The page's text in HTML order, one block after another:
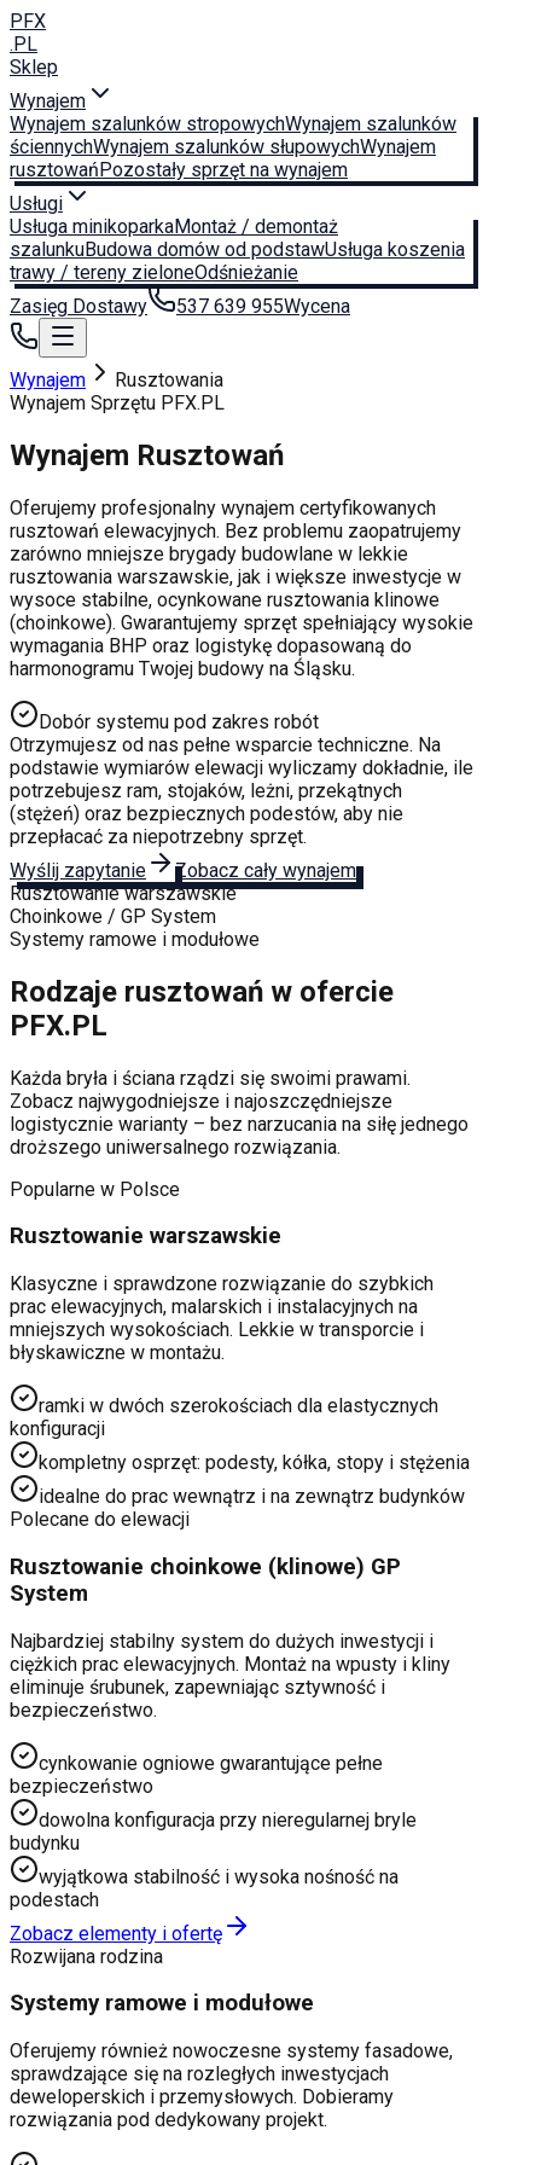
PFX
.PL
Sklep
Wynajem
Wynajem szalunków stropowychWynajem szalunków
ściennychWynajem szalunków słupowychWynajem
rusztowańPozostały sprzęt na wynajem
Usługi
Usługa minikoparkaMontaż / demontaż
szalunkuBudowa domów od podstawUsługa koszenia
trawy / tereny zieloneOdśnieżanie
Zasięg Dostawy
537 639 955Wycena
Wynajem
Rusztowania
Wynajem Sprzętu PFX.PL
Wynajem Rusztowań
Oferujemy profesjonalny wynajem certyfikowanych
rusztowań elewacyjnych. Bez problemu zaopatrujemy
zarówno mniejsze brygady budowlane w lekkie
rusztowania warszawskie, jak i większe inwestycje w
wysoce stabilne, ocynkowane rusztowania klinowe
(choinkowe). Gwarantujemy sprzęt spełniający wysokie
wymagania BHP oraz logistykę dopasowaną do
harmonogramu Twojej budowy na Śląsku.
Dobór systemu pod zakres robót
Otrzymujesz od nas pełne wsparcie techniczne. Na
podstawie wymiarów elewacji wyliczamy dokładnie, ile
potrzebujesz ram, stojaków, leżni, przekątnych
(stężeń) oraz bezpiecznych podestów, aby nie
przepłacać za niepotrzebny sprzęt.
Wyślij zapytanie
Zobacz cały wynajem
Rusztowanie warszawskie
Choinkowe / GP System
Systemy ramowe i modułowe
Rodzaje rusztowań w ofercie
PFX.PL
Każda bryła i ściana rządzi się swoimi prawami.
Zobacz najwygodniejsze i najoszczędniejsze
logistycznie warianty – bez narzucania na siłę jednego
droższego uniwersalnego rozwiązania.
Popularne w Polsce
Rusztowanie warszawskie
Klasyczne i sprawdzone rozwiązanie do szybkich
prac elewacyjnych, malarskich i instalacyjnych na
mniejszych wysokościach. Lekkie w transporcie i
błyskawiczne w montażu.
ramki w dwóch szerokościach dla elastycznych
konfiguracji
kompletny osprzęt: podesty, kółka, stopy i stężenia
idealne do prac wewnątrz i na zewnątrz budynków
Polecane do elewacji
Rusztowanie choinkowe (klinowe) GP
System
Najbardziej stabilny system do dużych inwestycji i
ciężkich prac elewacyjnych. Montaż na wpusty i kliny
eliminuje śrubunek, zapewniając sztywność i
bezpieczeństwo.
cynkowanie ogniowe gwarantujące pełne
bezpieczeństwo
dowolna konfiguracja przy nieregularnej bryle
budynku
wyjątkowa stabilność i wysoka nośność na
podestach
Zobacz elementy i ofertę
Rozwijana rodzina
Systemy ramowe i modułowe
Oferujemy również nowoczesne systemy fasadowe,
sprawdzające się na rozległych inwestycjach
deweloperskich i przemysłowych. Dobieramy
rozwiązania pod dedykowany projekt.